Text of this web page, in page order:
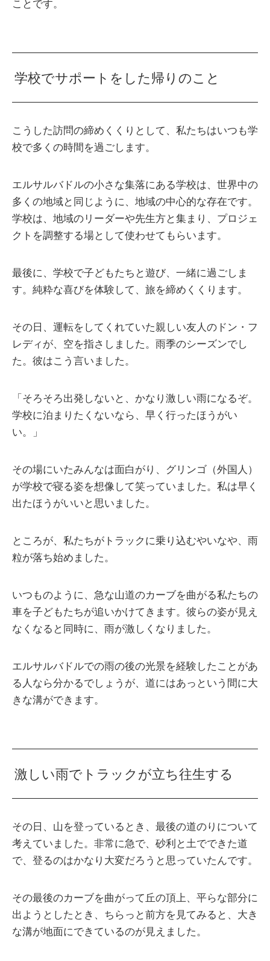
ことです。
学校でサポートをした帰りのこと
こうした訪問の締めくくりとして、私たちはいつも学
校で多くの時間を過ごします。
エルサルバドルの小さな集落にある学校は、世界中の
多くの地域と同じように、地域の中心的な存在です。
学校は、地域のリーダーや先生方と集まり、プロジェ
クトを調整する場として使わせてもらいます。
最後に、学校で子どもたちと遊び、一緒に過ごしま
す。純粋な喜びを体験して、旅を締めくくります。
その日、運転をしてくれていた親しい友人のドン・フ
レディが、空を指さしました。雨季のシーズンでし
た。彼はこう言いました。
「そろそろ出発しないと、かなり激しい雨になるぞ。
学校に泊まりたくないなら、早く行ったほうがい
い。」
その場にいたみんなは面白がり、グリンゴ（外国人）
が学校で寝る姿を想像して笑っていました。私は早く
出たほうがいいと思いました。
ところが、私たちがトラックに乗り込むやいなや、雨
粒が落ち始めました。
いつものように、急な山道のカーブを曲がる私たちの
車を子どもたちが追いかけてきます。彼らの姿が見え
なくなると同時に、雨が激しくなりました。
エルサルバドルでの雨の後の光景を経験したことがあ
る人なら分かるでしょうが、道にはあっという間に大
きな溝ができます。
激しい雨でトラックが立ち往生する
その日、山を登っているとき、最後の道のりについて
考えていました。非常に急で、砂利と土でできた道
で、登るのはかなり大変だろうと思っていたんです。
その最後のカーブを曲がって丘の頂上、平らな部分に
出ようとしたとき、ちらっと前方を見てみると、大き
な溝が地面にできているのが見えました。